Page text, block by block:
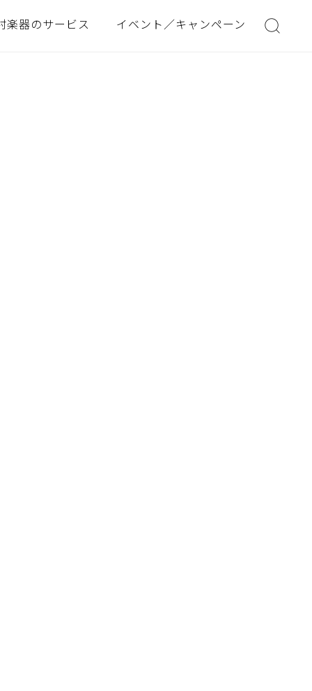
楽器のサービス イベント／キャンペーン